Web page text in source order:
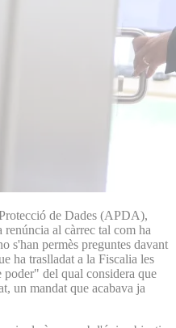
de Dades (APDA),
renúncia al càrrec tal com ha
s'han permès preguntes davant
ha traslladat a la Fiscalia les
del qual considera que
un mandat que acabava ja